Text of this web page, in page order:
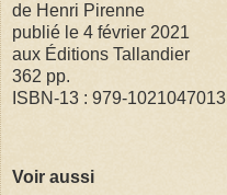
de Henri Pirenne
publié le 4 février 2021
aux Éditions Tallandier
362 pp.
ISBN-13 : 979-1021047013
Voir aussi